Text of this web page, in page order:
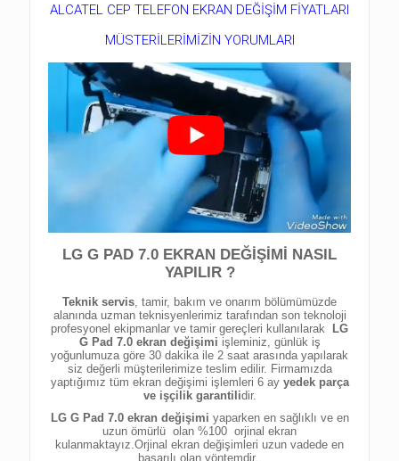
ALCATEL CEP TELEFON EKRAN DEĞİŞİM FİYATLARI
MÜSTERİLERİMİZİN YORUMLARI
LG G PAD 7.0 EKRAN DEĞİŞİMİ NASIL
YAPILIR ?
Teknik servis , tamir, bakım ve onarım bölümümüzde
alanında uzman teknisyenlerimiz tarafından son teknoloji
profesyonel ekipmanlar ve tamir gereçleri kullanılarak
LG
G Pad 7.0 ekran değişimi işleminiz, günlük iş
yoğunlumuza göre 30 dakika ile 2 saat arasında yapılarak
siz değerli müşterilerimize teslim edilir. Firmamızda
yaptığımız tüm ekran değişimi işlemleri 6 ayyedek parça
ve işçilik garantilidir.
LG G Pad 7.0ekran değişimi yaparken en sağlıklı ve en
uzun ömürlü olan %100 orjinal ekran
kulanmaktayız .Orjinal ekran değişimleri uzun vadede en
başarılı olan yöntemdir.